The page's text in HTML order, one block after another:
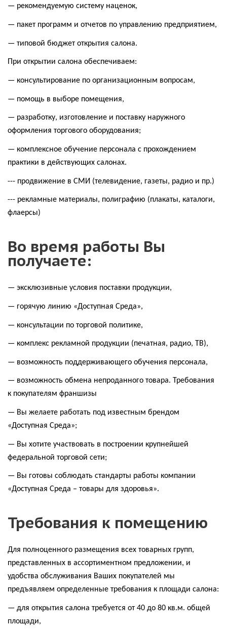
— рекомендуемую систему наценок,
— пакет программ и отчетов по управлению предприятием,
— типовой бюджет открытия салона.
При открытии салона обеспечиваем:
— консультирование по организационным вопросам,
— помощь в выборе помещения,
— разработку, изготовление и поставку наружного
оформления торгового оборудования;
— комплексное обучение персонала с прохождением
практики в действующих салонах.
--- продвижение в СМИ (телевидение, газеты, радио и пр.)
--- рекламные материалы, полиграфию (плакаты, каталоги,
флаерсы)
Во время работы Вы
получаете:
— эксклюзивные условия поставки продукции,
— горячую линию «Доступная Среда»,
— консультации по торговой политике,
— комплекс рекламной продукции (печатная, радио, ТВ),
— возможность поддерживающего обучения персонала,
— возможность обмена непроданного товара. Требования
к покупателям франшизы
— Вы желаете работать под известным брендом
«Доступная Среда»;
— Вы хотите участвовать в построении крупнейшей
федеральной торговой сети;
— Вы готовы соблюдать стандарты работы компании
«Доступная Среда – товары для здоровья».
Требования к помещению
Для полноценного размещения всех товарных групп,
представленных в ассортиментном предложении, и
удобства обслуживания Ваших покупателей мы
предъявляем определенные требования к площади салона:
— для открытия салона требуется от 40 до 80 кв.м. общей
площади,